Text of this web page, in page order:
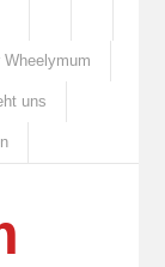
Wheelymum
uns